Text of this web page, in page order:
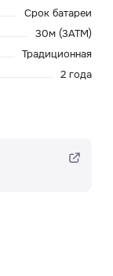
Срок батареи
30м (3ATM)
Традиционная
2 года